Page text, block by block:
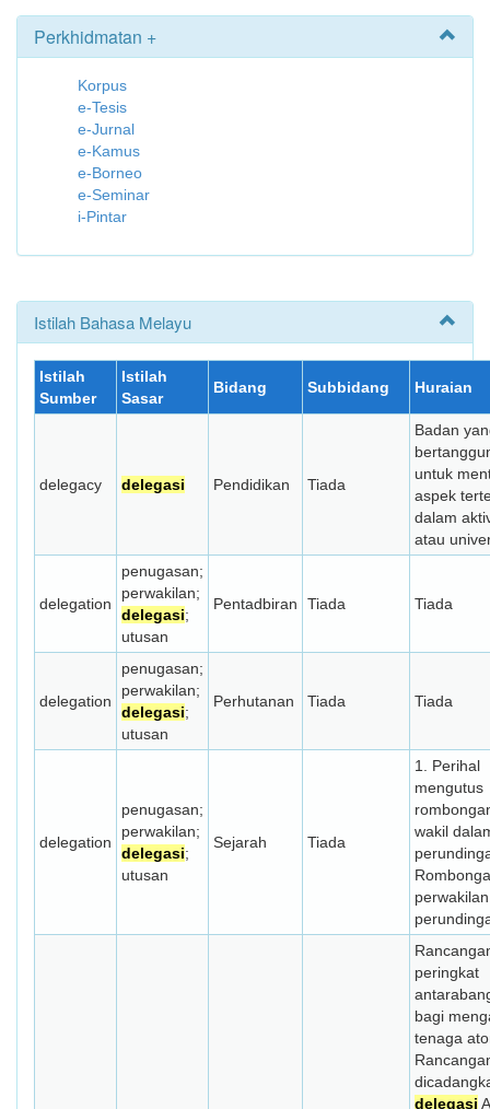
Perkhidmatan +
Korpus
e-Tesis
e-Jurnal
e-Kamus
e-Borneo
e-Seminar
i-Pintar
Istilah Bahasa Melayu
Istilah
Sumber
Istilah
Sasar
Bidang Subbidang Huraian
delegacy delegasi Pendidikan Tiada
Badan
untuk
aspek
dalam
atau
delegation
penugasan;
perwakilan;
delegasi;
utusan
Pentadbiran Tiada Tiada
delegation
penugasan;
perwakilan;
delegasi;
utusan
Perhutanan Tiada Tiada
delegation
penugasan;
perwakilan;
delegasi;
utusan
Sejarah Tiada
1. Perihal
mengutus
wakil
peringkat
bagi
tenaga
delegasi